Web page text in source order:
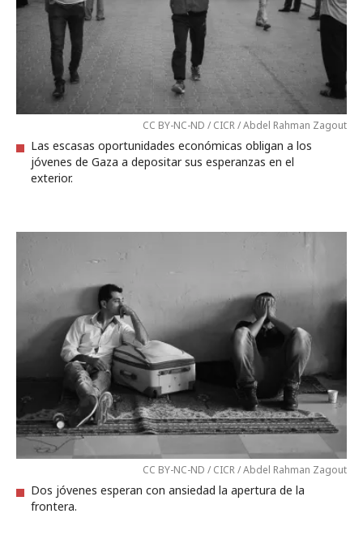
CC BY-NC-ND / CICR / Abdel Rahman Zagout
Las escasas oportunidades económicas obligan a los
jóvenes de Gaza a depositar sus esperanzas en el
exterior.
CC BY-NC-ND / CICR / Abdel Rahman Zagout
Dos jóvenes esperan con ansiedad la apertura de la
frontera.